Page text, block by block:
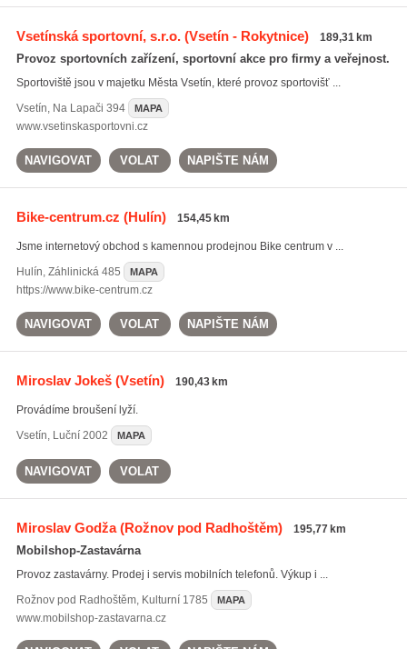
Vsetínská sportovní, s.r.o.(Vsetín - Rokytnice) 189,31 km
Provoz sportovních zařízení, sportovní akce pro firmy a veřejnost.
Sportoviště jsou v majetku Města Vsetín, které provoz sportovišť ...
Vsetín, Na Lapači 394 MAPA
www.vsetinskasportovni.cz
NAVIGOVAT VOLAT NAPIŠTE NÁM
Bike-centrum.cz (Hulín) 154,45 km
Jsme internetový obchod s kamennou prodejnou Bike centrum v ...
Hulín, Záhlinická 485 MAPA
https://www.bike-centrum.cz
NAVIGOVAT VOLAT NAPIŠTE NÁM
Miroslav Jokeš(Vsetín) 190,43 km
Provádíme broušení lyží.
Vsetín, Luční 2002 MAPA
NAVIGOVAT VOLAT
Miroslav Godža(Rožnov pod Radhoštěm) 195,77 km
Mobilshop-Zastavárna
Provoz zastavárny. Prodej i servis mobilních telefonů. Výkup i ...
Rožnov pod Radhoštěm, Kulturní 1785 MAPA
www.mobilshop-zastavarna.cz